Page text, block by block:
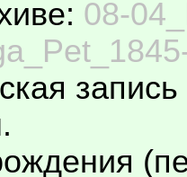
08-
запись